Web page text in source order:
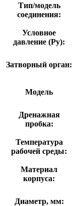
Тип/модель
соединения:
Условное
давление (Ру):
Затворный орган:
Модель
Дренажная
пробка:
Температура
рабочей среды:
Материал
корпуса:
Диаметр, мм: